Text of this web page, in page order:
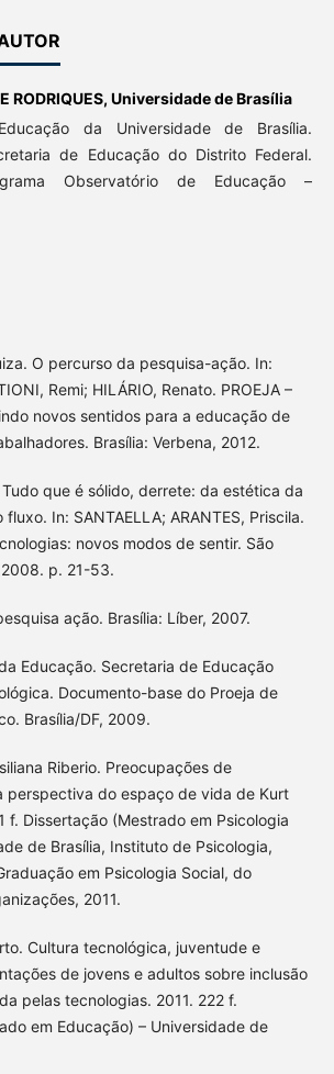
RODRIQUES, Universidade de Brasília
da Universidade de Brasília.
de Educação do Distrito Federal.
Observatório de Educação –
O percurso da pesquisa-ação. In:
Remi; HILÁRIO, Renato. PROEJA –
novos sentidos para a educação de
Brasília: Verbena, 2012.
Tudo que é sólido, derrete: da estética da
In: SANTAELLA; ARANTES, Priscila.
novos modos de sentir. São
p. 21-53.
ação. Brasília: Líber, 2007.
Educação. Secretaria de Educação
Documento-base do Proeja de
Brasília/DF, 2009.
Riberio. Preocupações de
perspectiva do espaço de vida de Kurt
f. Dissertação (Mestrado em Psicologia
de Brasília, Instituto de Psicologia,
em Psicologia Social, do
2011.
Cultura tecnológica, juventude e
de jovens e adultos sobre inclusão
pelas tecnologias. 2011. 222 f.
em Educação) – Universidade de